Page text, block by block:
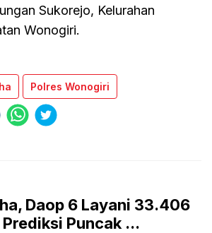
Sukorejo, Kelurahan
Wonogiri.
Polres Wonogiri
Daop 6 Layani 33.406
Puncak ...